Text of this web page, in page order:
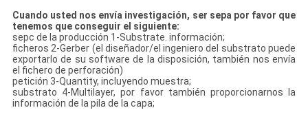
Cuando usted nos envía investigación, ser sepa por favor que
tenemos que conseguir el siguiente:
sepc de la producción 1-Substrate. información;
ficheros 2-Gerber (el diseñador/el ingeniero del substrato puede
exportarlo de su software de la disposición, también nos envía
el fichero de perforación)
petición 3-Quantity, incluyendo muestra;
substrato 4-Multilayer, por favor también proporcionarnos la
información de la pila de la capa;